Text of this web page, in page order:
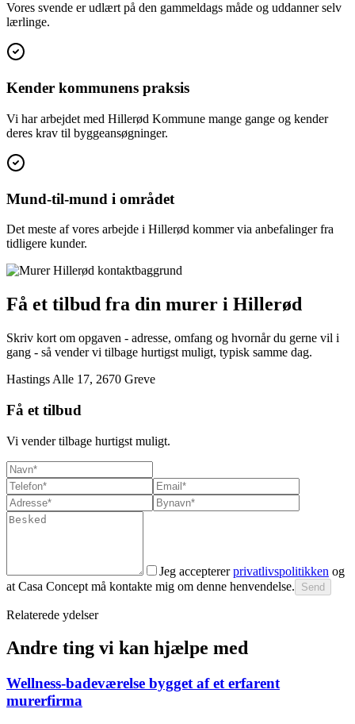
Vores svende er udlært på den gammeldags måde og uddanner selv
lærlinge.
Kender kommunens praksis
Vi har arbejdet med Hillerød Kommune mange gange og kender
deres krav til byggeansøgninger.
Mund-til-mund i området
Det meste af vores arbejde i Hillerød kommer via anbefalinger fra
tidligere kunder.
Få et tilbud fra din murer i Hillerød
Skriv kort om opgaven - adresse, omfang og hvornår du gerne vil i
gang - så vender vi tilbage hurtigst muligt, typisk samme dag.
Hastings Alle 17, 2670 Greve
Få et tilbud
Vi vender tilbage hurtigst muligt.
Jeg accepterer privatlivspolitikken og
at Casa Concept må kontakte mig om denne henvendelse.
Send
Relaterede ydelser
Andre ting vi kan hjælpe med
Wellness-badeværelse bygget af et erfarent
murerfirma